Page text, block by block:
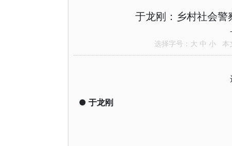
于龙刚：乡村社会警
选择字号： 大 中 小 本
● 于龙刚